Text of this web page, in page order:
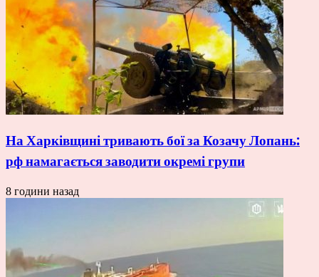
На Харківщині тривають бої за Козачу Лопань:
рф намагається заводити окремі групи
8 години назад